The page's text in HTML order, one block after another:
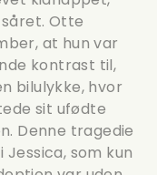
Otte
at hun var
kontrast til,
bilulykke, hvor
sit ufødte
Denne tragedie
som kun